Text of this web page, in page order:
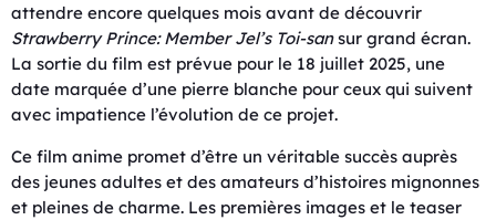
attendre encore quelques mois avant de découvrir
Strawberry Prince: Member Jel’s Toi-sansur grand écran.
La sortie du film est prévue pour le 18 juillet 2025, une
date marquée d’une pierre blanche pour ceux qui suivent
avec impatience l’évolution de ce projet.
Ce film anime promet d’être un véritable succès auprès
des jeunes adultes et des amateurs d’histoires mignonnes
et pleines de charme. Les premières images et le teaser